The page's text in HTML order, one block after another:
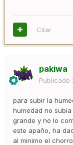
Citar
pakiwa
Publicado
para subir la
humedad no
grande y no lo
este apaño, ha
al minimo el